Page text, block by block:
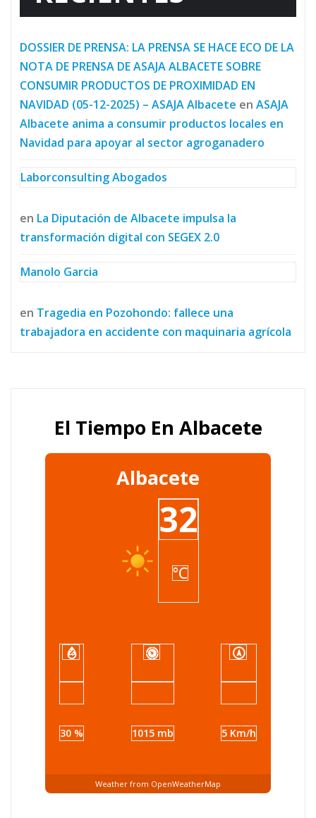
DOSSIER DE PRENSA: LA PRENSA SE HACE ECO DE LA
NOTA DE PRENSA DE ASAJA ALBACETE SOBRE
CONSUMIR PRODUCTOS DE PROXIMIDAD EN
NAVIDAD (05-12-2025) – ASAJA Albacete en ASAJA
Albacete anima a consumir productos locales en
Navidad para apoyar al sector agroganadero
Laborconsulting Abogados
en La Diputación de Albacete impulsa la
transformación digital con SEGEX 2.0
Manolo Garcia
en Tragedia en Pozohondo: fallece una
trabajadora en accidente con maquinaria agrícola
El Tiempo En Albacete
Albacete
32
°C
30 % 1015 mb 5 Km/h
Weather from OpenWeatherMap